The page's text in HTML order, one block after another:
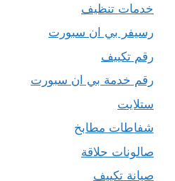
خدمات تنظيف
رسيفر بي ان سبورت
رقم تكييف
رقم خدمة بي ان سبورت
ستلايت
شفاطات مطابخ
صالونات حلاقة
صيانة تكييف